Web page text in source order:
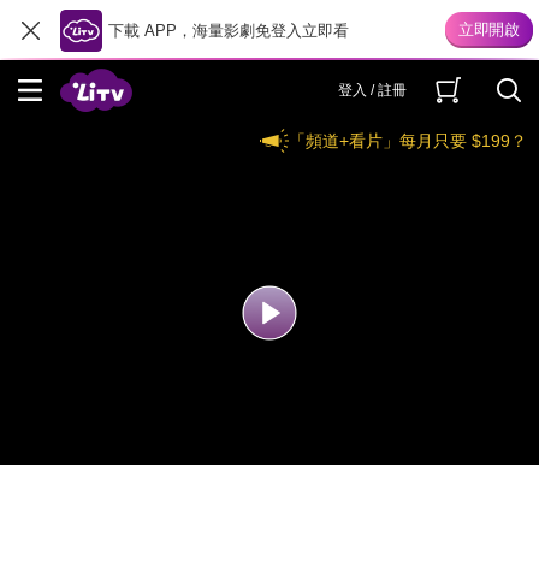
下載 APP，海量影劇免登入立即看
登入 / 註冊
「頻道+看片」每月只要 $199？